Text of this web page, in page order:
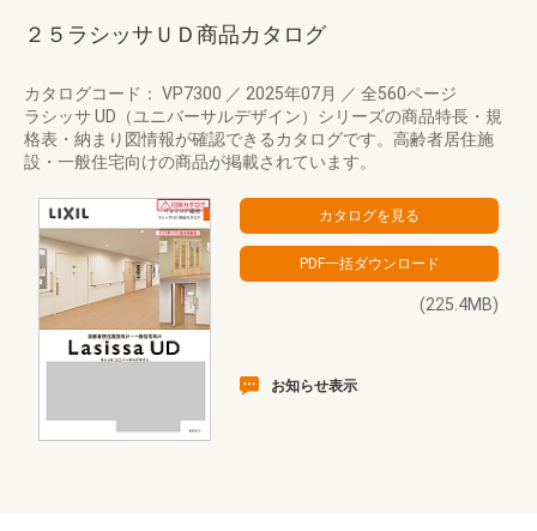
２５ラシッサＵＤ商品カタログ
カタログコード： VP7300 ／ 2025年07月 ／ 全560ページ
ラシッサ UD（ユニバーサルデザイン）シリーズの商品特長・規
格表・納まり図情報が確認できるカタログです。高齢者居住施
設・一般住宅向けの商品が掲載されています。
(225.4MB)
お知らせ表示